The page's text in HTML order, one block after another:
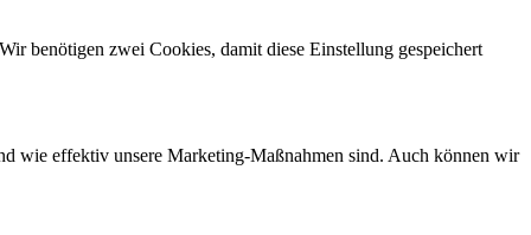
benötigen zwei Cookies, damit diese Einstellung gespeichert
wie effektiv unsere Marketing-Maßnahmen sind. Auch können wir